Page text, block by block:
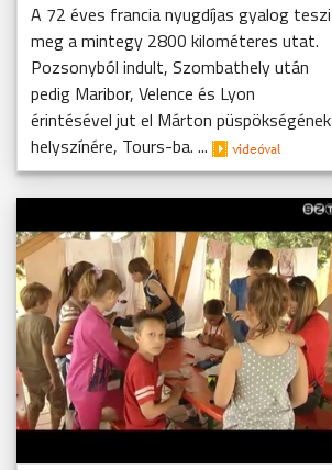
A 72 éves francia nyugdíjas gyalog teszi
meg a mintegy 2800 kilométeres utat.
Pozsonyból indult, Szombathely után
pedig Maribor, Velence és Lyon
érintésével jut el Márton püspökségének
helyszínére, Tours-ba. ...